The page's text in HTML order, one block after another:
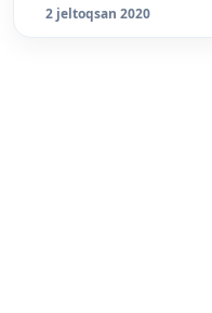
2 jeltoqsan 2020